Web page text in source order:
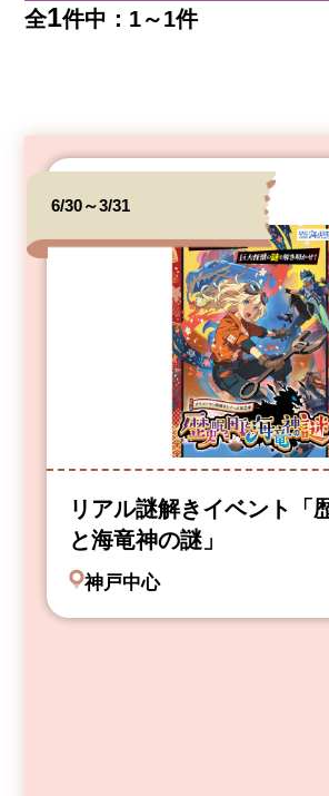
全1件中：1～1件
6/30～3/31
リアル謎解きイベント「
と海竜神の謎」
神戸中心